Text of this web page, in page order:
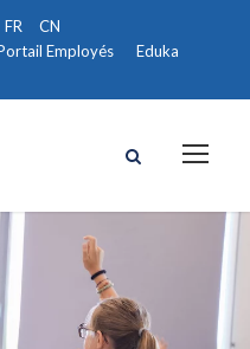
Employés Eduka